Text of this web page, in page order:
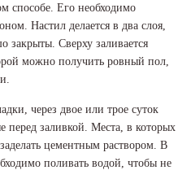
способе. Его необходимо
Настил делается в два слоя,
закрыты. Сверху заливается
можно получить ровный пол,
через двое или трое суток
перед заливкой. Места, в которых
цементным раствором. В
поливать водой, чтобы не